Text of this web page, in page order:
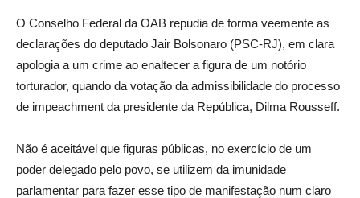
O Conselho Federal da OAB repudia de forma veemente as
declarações do deputado Jair Bolsonaro (PSC-RJ), em clara
apologia a um crime ao enaltecer a figura de um notório
torturador, quando da votação da admissibilidade do processo
de impeachment da presidente da República, Dilma Rousseff.
Não é aceitável que figuras públicas, no exercício de um
poder delegado pelo povo, se utilizem da imunidade
parlamentar para fazer esse tipo de manifestação num claro